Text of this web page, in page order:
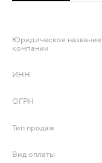
ДЕРЕВЯННЫЕ
Юридическое название
компании
ИНН
ОГРН
Тип продаж
Вид оплаты